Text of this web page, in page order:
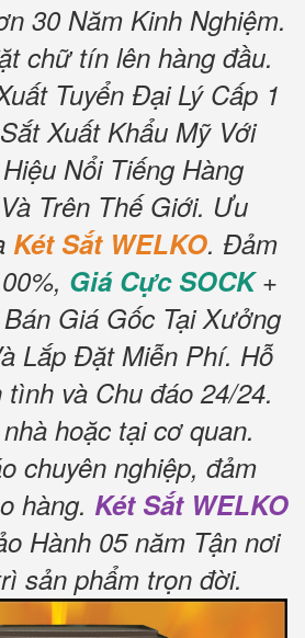
30 Năm Kinh Nghiệm.
chữ tín lên hàng đầu.
Tuyển Đại Lý Cấp 1
Xuất Khẩu Mỹ Với
Nổi Tiếng Hàng
Trên Thế Giới. Ưu
Két Sắt WELKO. Đảm
Giá Cực SOCK+
Giá Gốc Tại Xưởng
Lắp Đặt Miễn Phí. Hỗ
và Chu đáo 24/24.
hoặc tại cơ quan.
chuyên nghiệp, đảm
hàng. Két Sắt WELKO
Hành 05 năm Tận nơi
sản phẩm trọn đời.